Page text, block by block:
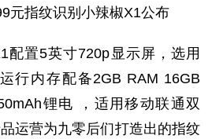
配置5英寸720p显示屏，选用
行内存配备2GB RAM 16GB
锂电 ，适用移动联通双
运营为九零后们打造出的指纹